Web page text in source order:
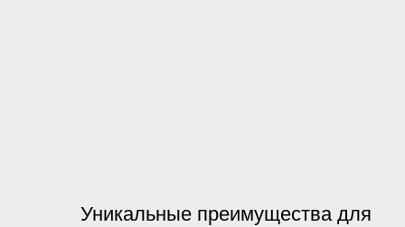
Уникальные преимущества для